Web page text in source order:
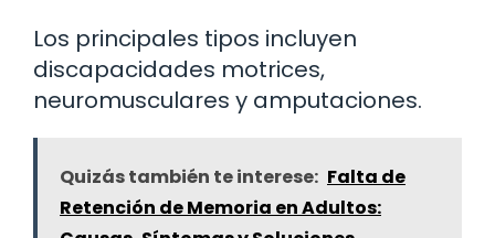
Los principales tipos incluyen
discapacidades motrices,
neuromusculares y amputaciones.
Quizás también te interese: Falta de
Retención de Memoria en Adultos: